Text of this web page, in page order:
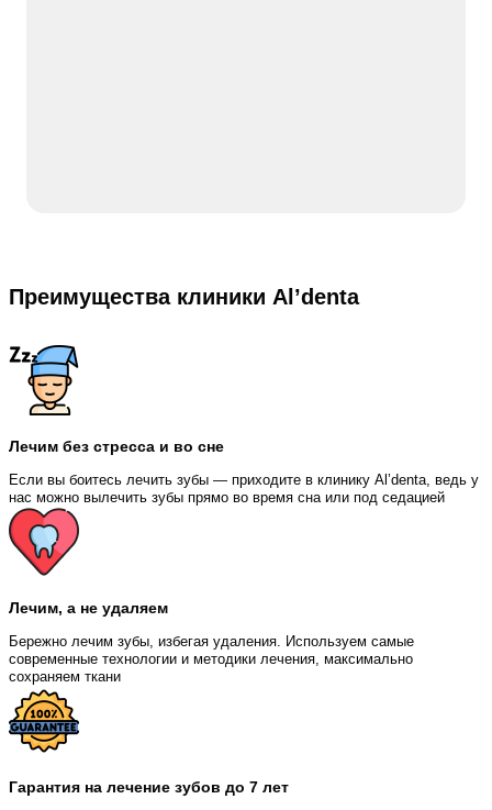
Преимущества клиники Al’denta
Лечим без стресса и во сне
Если вы боитесь лечить зубы — приходите в клинику Al’denta, ведь у
нас можно вылечить зубы прямо во время сна или под седацией
Лечим, а не удаляем
Бережно лечим зубы, избегая удаления. Используем самые
современные технологии и методики лечения, максимально
сохраняем ткани
Гарантия на лечение зубов до 7 лет